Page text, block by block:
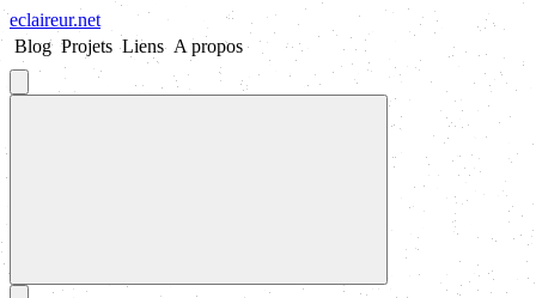
eclaireur.net
Blog Projets Liens A propos